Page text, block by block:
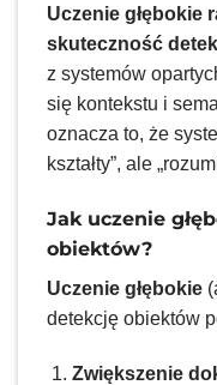
Uczenie głębokie
skuteczność
z systemów
się kontekstu i
oznacza to, że
kształty”, ale
Jak uczenie
obiektów?
Uczenie głębokie
detekcję obiektów
Zwiększenie